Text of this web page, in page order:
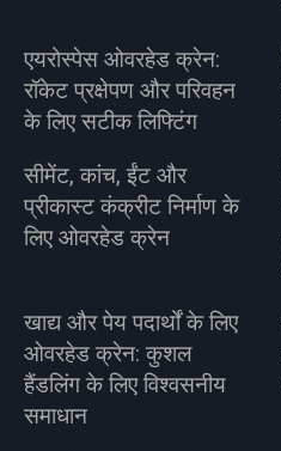
एयरोस्पेस ओवरहेड क्रेन:
रॉकेट प्रक्षेपण और परिवहन
के लिए सटीक लिफ्टिंग
सीमेंट, कांच, ईंट और
प्रीकास्ट कंक्रीट निर्माण के
लिए ओवरहेड क्रेन
खाद्य और पेय पदार्थों के लिए
ओवरहेड क्रेन: कुशल
हैंडलिंग के लिए विश्वसनीय
समाधान